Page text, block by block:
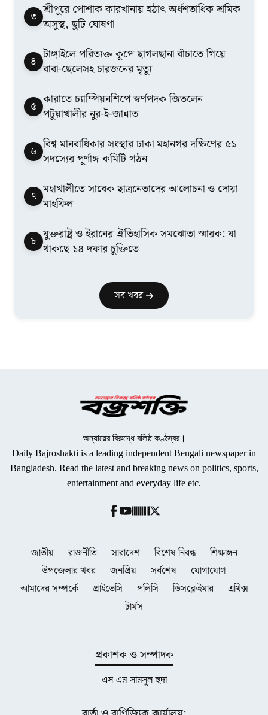
৩ শ্রীপুরে পোশাক কারখানায় হঠাৎ অর্ধশতাধিক শ্রমিক
অসুস্থ, ছুটি ঘোষণা
৪ টাঙ্গাইলে পরিত্যক্ত কূপে ছাগলছানা বাঁচাতে গিয়ে
বাবা-ছেলেসহ চারজনের মৃত্যু
৫ কারাতে চ্যাম্পিয়নশিপে স্বর্ণপদক জিতলেন
পটুয়াখালীর নুর-ই-জান্নাত
৬ বিশ্ব মানবাধিকার সংস্থার ঢাকা মহানগর দক্ষিণের ৫১
সদস্যের পূর্ণাঙ্গ কমিটি গঠন
৭ মহাখালীতে সাবেক ছাত্রনেতাদের আলোচনা ও দোয়া
মাহফিল
৮ যুক্তরাষ্ট্র ও ইরানের ঐতিহাসিক সমঝোতা স্মারক: যা
থাকছে ১৪ দফার চুক্তিতে
সব খবর
অন্যায়ের বিরুদ্ধে বলিষ্ঠ কণ্ঠস্বর।
Daily Bajroshakti is a leading independent Bengali newspaper in
Bangladesh. Read the latest and breaking news on politics, sports,
entertainment and everyday life etc.
জাতীয় রাজনীতি সারাদেশ বিশেষ নিবন্ধ
শিক্ষাঙ্গন
উপজেলার খবর
জনপ্রিয় সর্বশেষ
যোগাযোগ
আমাদের সম্পর্কে
প্রাইভেসি পলিসি ডিসক্লেইমার
এথিক্স
টার্মস
প্রকাশক ও সম্পাদক
এস এম সামসুল হুদা